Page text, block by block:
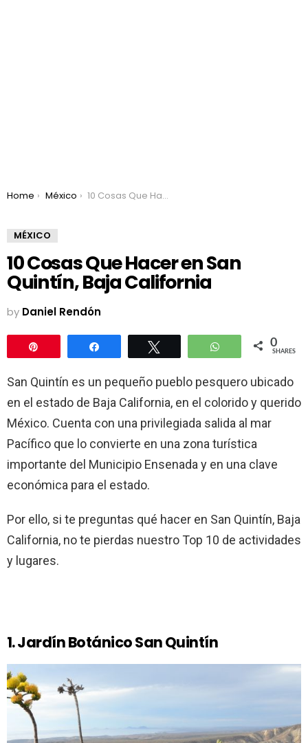
You are here:
Home México 10 Cosas Que Hacer en San Quintín, Baja California
MÉXICO
10 Cosas Que Hacer en San
Quintín, Baja California
by Daniel Rendón
WhatsApp0
SHARES
San Quintín es un pequeño pueblo pesquero ubicado
en el estado de Baja California, en el colorido y querido
México. Cuenta con una privilegiada salida al mar
Pacífico que lo convierte en una zona turística
importante del Municipio Ensenada y en una clave
económica para el estado.
Por ello, si te preguntas qué hacer en San Quintín, Baja
California, no te pierdas nuestro Top 10 de actividades
y lugares.
1. Jardín Botánico San Quintín